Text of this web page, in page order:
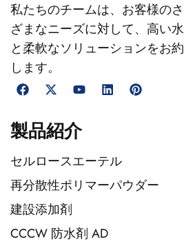
私たちのチームは、お客様の
ざまなニーズに対して、高い
と柔軟なソリューションをお
します。
製品紹介
セルロースエーテル
再分散性ポリマーパウダー
建設添加剤
CCCW 防水剤 AD